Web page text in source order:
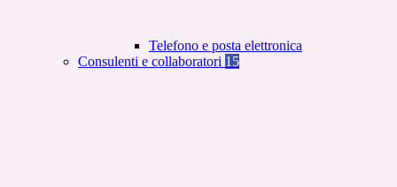
Telefono e posta elettronica
Consulenti e collaboratori 15